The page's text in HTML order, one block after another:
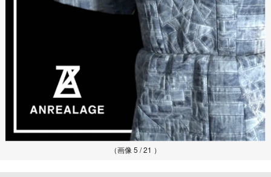
（画像 5 / 21 ）